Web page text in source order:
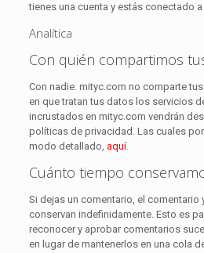
tienes una cuenta y estás conectado
Analítica
Con quién compartimos
Con nadie. mityc.com no comparte
en que tratan tus datos los servicios
incrustados en mityc.com vendrán
políticas de privacidad. Las cuales
modo detallado, aquí.
Cuánto tiempo
Si dejas un comentario, el comentario
conservan indefinidamente. Esto es
reconocer y aprobar comentarios
en lugar de mantenerlos en una cola